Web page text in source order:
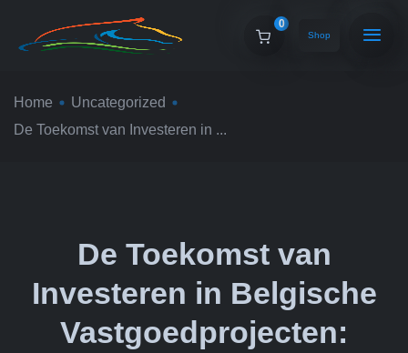
0
Shop
Home
Uncategorized
De Toekomst van Investeren in ...
De Toekomst van
Investeren in Belgische
Vastgoedprojecten: